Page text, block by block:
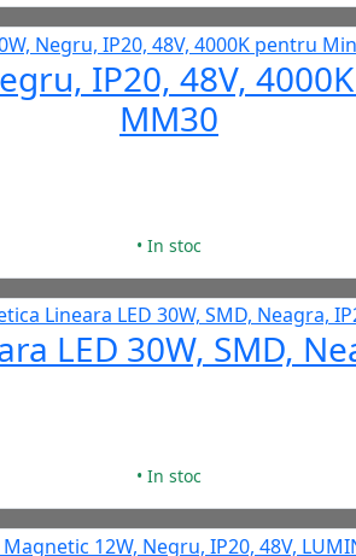
IP20, 48V,
MM30
• In stoc
LED 30W, SMD,
• In stoc